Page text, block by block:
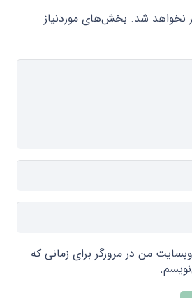
نخواهد شد. بخش‌های موردنیاز
من در مرورگر برای زمانی که